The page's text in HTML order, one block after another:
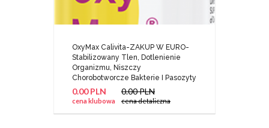
OxyMax Calivita-ZAKUP W EURO-
Stabilizowany Tlen, Dotlenienie
Organizmu, Niszczy
Chorobotworcze Bakterie I Pasozyty
0.00 PLN
cena klubowa
0.00 PLN
cena detaliczna